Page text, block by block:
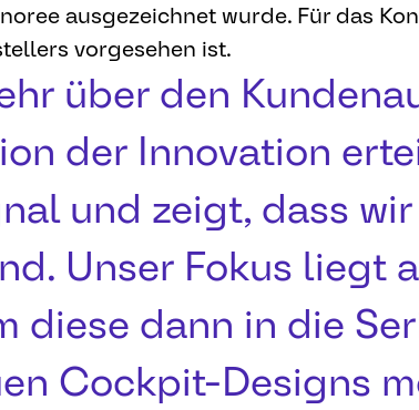
ausgezeichnet wurde. Für das
vorgesehen ist.
über den
der Innovation
und zeigt, dass
Unser Fokus liegt
diese dann in die
Cockpit-Designs